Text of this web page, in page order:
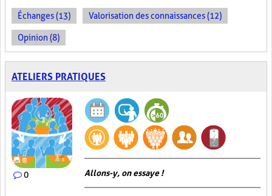
Échanges (13) Valorisation des connaissances (12)
Opinion (8)
ATELIERS PRATIQUES
0 Allons-y, on essaye !